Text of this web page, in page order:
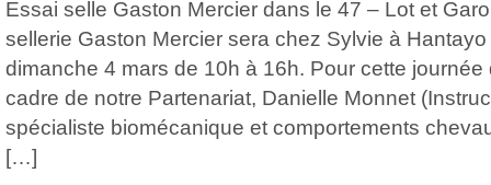
Essai selle Gaston Mercier dans le 47 – Lot et
sellerie Gaston Mercier sera chez Sylvie à
dimanche 4 mars de 10h à 16h. Pour cette journée
cadre de notre Partenariat, Danielle Monnet
spécialiste biomécanique et comportements
[…]